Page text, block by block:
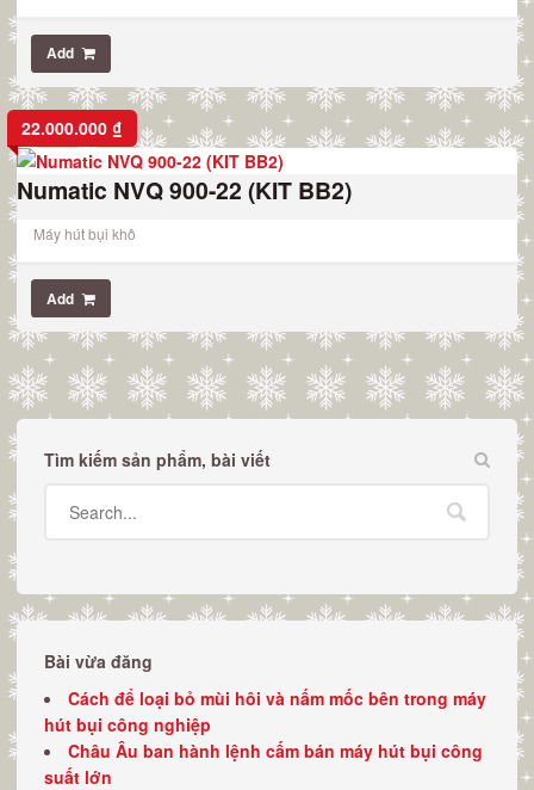
Add
22.000.000 ₫
Numatic NVQ 900-22 (KIT BB2)
Máy hút bụi khô
Add
Tìm kiếm sản phẩm, bài viết
Bài vừa đăng
Cách để loại bỏ mùi hôi và nấm mốc bên trong máy
hút bụi công nghiệp
Châu Âu ban hành lệnh cấm bán máy hút bụi công
suất lớn